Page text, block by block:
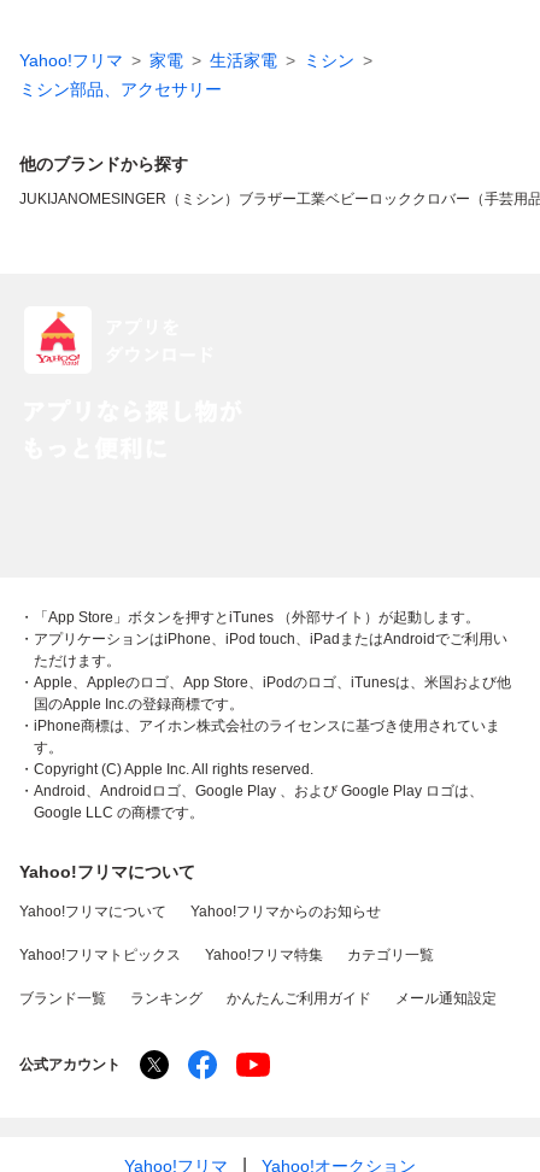
Yahoo!フリマ 家電 生活家電
ミシン
ミシン部品、アクセサリー
他のブランドから探す
JUKI JANOMESINGER（ミシン） ブラザー工業ベビーロック クロバー（手芸用
・「App Store」ボタンを押すとiTunes （外部サイト）が起動します。
・アプリケーションはiPhone、iPod touch、iPadまたはAndroidでご利用い
ただけます。
・Apple、Appleのロゴ、App Store、iPodのロゴ、iTunesは、米国および他
国のApple Inc.の登録商標です。
・iPhone商標は、アイホン株式会社のライセンスに基づき使用されていま
す。
・Copyright (C) Apple Inc. All rights reserved.
・Android、Androidロゴ、Google Play 、および Google Play ロゴは、
Google LLC の商標です。
Yahoo!フリマについて
Yahoo!フリマについて Yahoo!フリマからのお知らせ
Yahoo!フリマトピックス Yahoo!フリマ特集 カテゴリ一覧
ブランド一覧 ランキング かんたんご利用ガイド メール通知設定
公式アカウント
Yahoo!フリマ Yahoo!オークション